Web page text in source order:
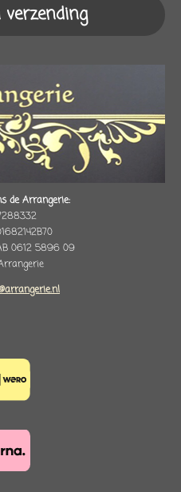
de Arrangerie:
0612 5896 09